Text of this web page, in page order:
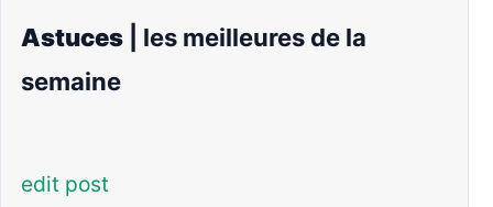
Astuces | les meilleures de la
semaine
edit post